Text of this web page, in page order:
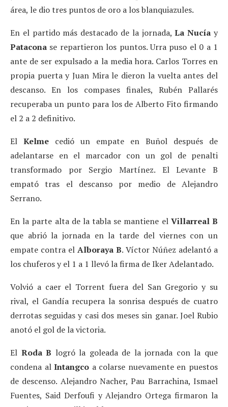
área, le dio tres puntos de oro a los blanquiazules.
En el partido más destacado de la jornada,La Nucía y
Patacona se repartieron los puntos. Urra puso el 0 a 1
ante de ser expulsado a la media hora. Carlos Torres en
propia puerta y Juan Mira le dieron la vuelta antes del
descanso. En los compases finales, Rubén Pallarés
recuperaba un punto para los de Alberto Fito firmando
el 2 a 2 definitivo.
El Kelme cedió un empate en Buñol después de
adelantarse en el marcador con un gol de penalti
transformado por Sergio Martínez. El Levante B
empató tras el descanso por medio de Alejandro
Serrano.
En la parte alta de la tabla se mantiene el Villarreal B
que abrió la jornada en la tarde del viernes con un
empate contra el Alboraya B. Víctor Núñez adelantó a
los chuferos y el 1 a 1 llevó la firma de Iker Adelantado.
Volvió a caer el Torrent fuera del San Gregorio y su
rival, el Gandía recupera la sonrisa después de cuatro
derrotas seguidas y casi dos meses sin ganar. Joel Rubio
anotó el gol de la victoria.
El Roda B logró la goleada de la jornada con la que
condena alIntangco a colarse nuevamente en puestos
de descenso. Alejandro Nacher, Pau Barrachina, Ismael
Fuentes, Said Derfoufi y Alejandro Ortega firmaron la